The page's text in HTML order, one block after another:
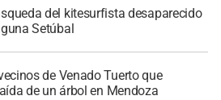
del kitesurfista desaparecido
Setúbal
de Venado Tuerto que
de un árbol en Mendoza